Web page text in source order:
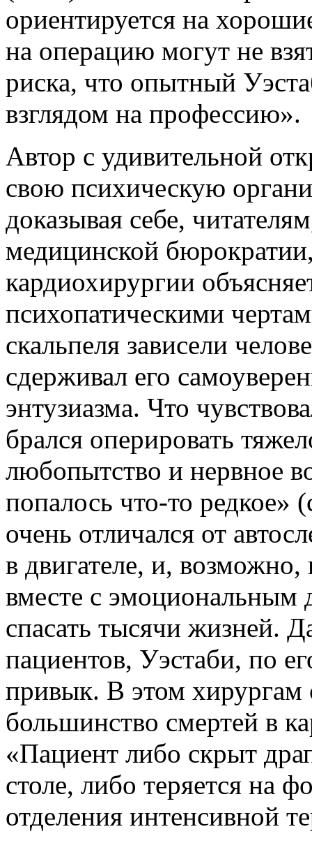
ориентируется на
на операцию могут не
риска, что опытный
взглядом на профессию».
Автор с удивительной
свою психическую
доказывая себе,
медицинской
кардиохирургии
психопатическими
скальпеля зависели
сдерживал его
энтузиазма. Что
брался оперировать
любопытство и нервное
попалось что-то
очень отличался от
в двигателе, и,
вместе с эмоциональным
спасать тысячи жизней.
пациентов, Уэстаби, по
привык. В этом хирургам
большинство смертей в
«Пациент либо скрыт
столе, либо теряется на
отделения интенсивной